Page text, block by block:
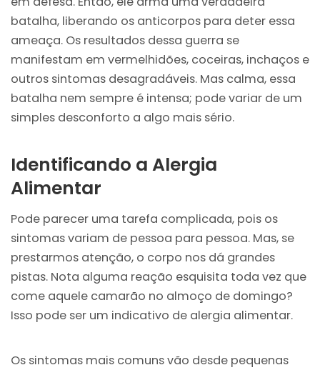
batalha, liberando os anticorpos para deter essa
ameaça. Os resultados dessa guerra se
manifestam em vermelhidões, coceiras, inchaços e
outros sintomas desagradáveis. Mas calma, essa
batalha nem sempre é intensa; pode variar de um
simples desconforto a algo mais sério.
Identificando a Alergia
Alimentar
Pode parecer uma tarefa complicada, pois os
sintomas variam de pessoa para pessoa. Mas, se
prestarmos atenção, o corpo nos dá grandes
pistas. Nota alguma reação esquisita toda vez que
come aquele camarão no almoço de domingo?
Isso pode ser um indicativo de alergia alimentar.
Os sintomas mais comuns vão desde pequenas